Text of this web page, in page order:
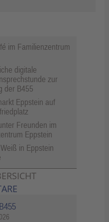
im Familienzentrum
digitale
zur
der B455
Eppstein auf
Freunden im
Eppstein
in Eppstein